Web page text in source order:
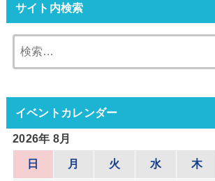
サイト内検索
索:
イベントカレンダー
2026年 8月
日 月 火 水 木